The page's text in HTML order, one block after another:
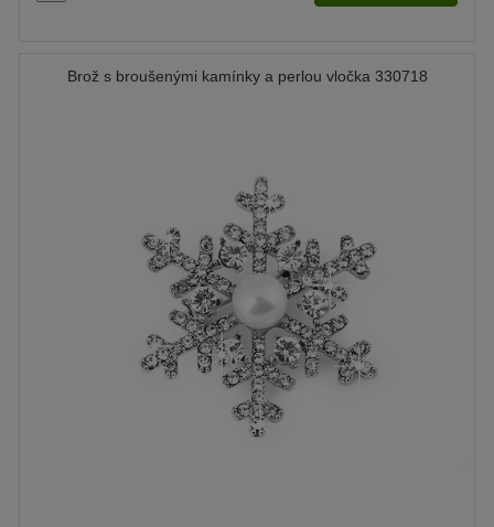
Brož s broušenými kamínky a perlou vločka 330718